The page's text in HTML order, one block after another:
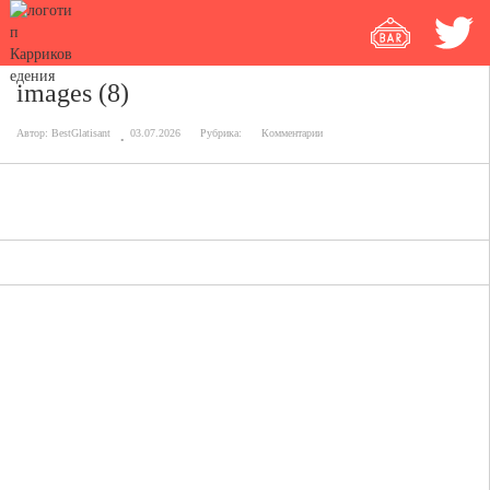
images (8)
Автор: BestGlatisant 03.07.2026 Рубрика: Комментарии